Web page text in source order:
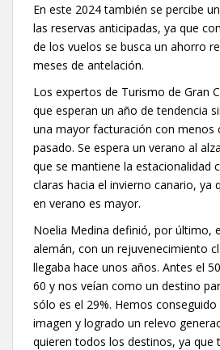
En este 2024 también se percibe
las reservas anticipadas, ya que
de los vuelos se busca un ahorro
meses de antelación.
Los expertos de Turismo de Gran
que esperan un año de tendencia
una mayor facturación con menos
pasado. Se espera un verano al
que se mantiene la estacionalidad
claras hacia el invierno canario, ya
en verano es mayor.
Noelia Medina definió, por último,
alemán, con un rejuvenecimiento
llegaba hace unos años. Antes el
60 y nos veían como un destino
sólo es el 29%. Hemos
imagen y logrado un relevo
quieren todos los destinos, ya que